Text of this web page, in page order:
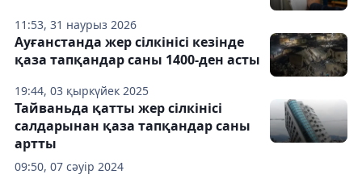
11:53, 31 наурыз 2026
19:44, 03 қыркүйек 2025
Ауғанстанда жер сілкінісі кезінде
қаза тапқандар саны 1400-ден асты
09:50, 07 сәуір 2024
Тайваньда қатты жер сілкінісі
салдарынан қаза тапқандар саны
артты